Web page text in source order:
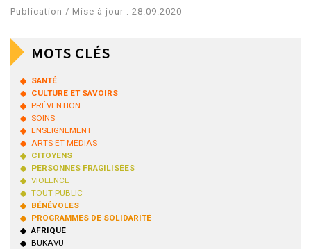
Publication / Mise à jour : 28.09.2020
MOTS CLÉS
SANTÉ
CULTURE ET SAVOIRS
PRÉVENTION
SOINS
ENSEIGNEMENT
ARTS ET MÉDIAS
CITOYENS
PERSONNES FRAGILISÉES
VIOLENCE
TOUT PUBLIC
BÉNÉVOLES
PROGRAMMES DE SOLIDARITÉ
AFRIQUE
BUKAVU